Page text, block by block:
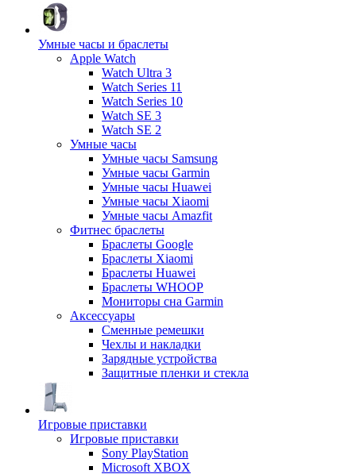
Умные часы и браслеты
Apple Watch
Watch Ultra 3
Watch Series 11
Watch Series 10
Watch SE 3
Watch SE 2
Умные часы
Умные часы Samsung
Умные часы Garmin
Умные часы Huawei
Умные часы Xiaomi
Умные часы Amazfit
Фитнес браслеты
Браслеты Google
Браслеты Xiaomi
Браслеты Huawei
Браслеты WHOOP
Мониторы сна Garmin
Аксессуары
Сменные ремешки
Чехлы и накладки
Зарядные устройства
Защитные пленки и стекла
Игровые приставки
Игровые приставки
Sony PlayStation
Microsoft XBOX